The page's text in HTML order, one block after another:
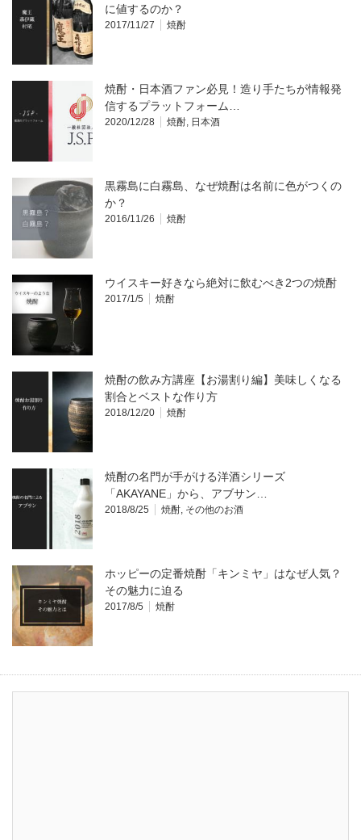
に値するのか？
2017/11/27 焼酎
焼酎・日本酒ファン必見！造り手たちが情報発
信するプラットフォーム…
2020/12/28 焼酎 日本酒
黒霧島に白霧島、なぜ焼酎は名前に色がつくの
か？
2016/11/26 焼酎
ウイスキー好きなら絶対に飲むべき2つの焼酎
2017/1/5 焼酎
焼酎の飲み方講座【お湯割り編】美味しくなる
割合とベストな作り方
2018/12/20 焼酎
焼酎の名門が手がける洋酒シリーズ
「AKAYANE」から、アブサン…
2018/8/25 焼酎 その他のお酒
ホッピーの定番焼酎「キンミヤ」はなぜ人気？
その魅力に迫る
2017/8/5 焼酎